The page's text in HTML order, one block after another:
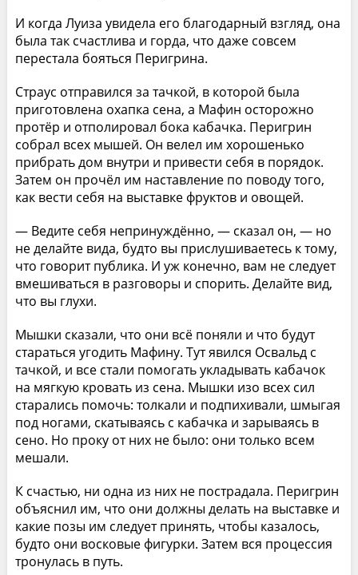
И когда Луиза увидела его благодарный взгляд, она
была так счастлива и горда, что даже совсем
перестала бояться Перигрина.
Страус отправился за тачкой, в которой была
приготовлена охапка сена, а Мафин осторожно
протёр и отполировал бока кабачка. Перигрин
собрал всех мышей. Он велел им хорошенько
прибрать дом внутри и привести себя в порядок.
Затем он прочёл им наставление по поводу того,
как вести себя на выставке фруктов и овощей.
— Ведите себя непринуждённо, — сказал он, — но
не делайте вида, будто вы прислушиваетесь к тому,
что говорит публика. И уж конечно, вам не следует
вмешиваться в разговоры и спорить. Делайте вид,
что вы глухи.
Мышки сказали, что они всё поняли и что будут
стараться угодить Мафину. Тут явился Освальд с
тачкой, и все стали помогать укладывать кабачок
на мягкую кровать из сена. Мышки изо всех сил
старались помочь: толкали и подпихивали, шмыгая
под ногами, скатываясь с кабачка и зарываясь в
сено. Но проку от них не было: они только всем
мешали.
К счастью, ни одна из них не пострадала. Перигрин
объяснил им, что они должны делать на выставке и
какие позы им следует принять, чтобы казалось,
будто они восковые фигурки. Затем вся процессия
тронулась в путь.